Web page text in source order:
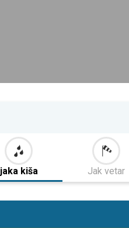
jaka kiša Jak vetar